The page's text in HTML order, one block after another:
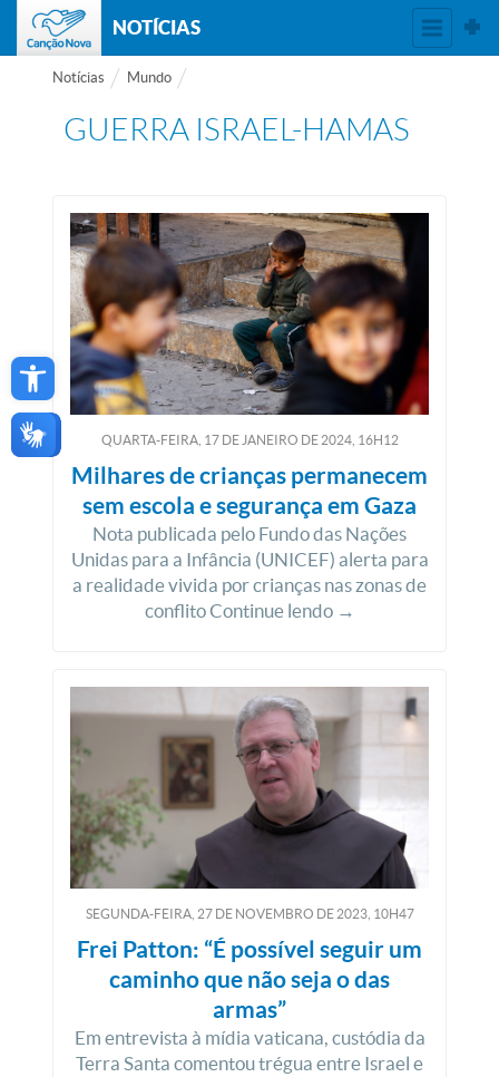
Open toolbar
NOTÍCIAS
Notícias Mundo
GUERRA ISRAEL-HAMAS
QUARTA-FEIRA, 17DEJANEIRO DE2024, 16H12
Milhares de crianças permanecem
sem escola e segurança em Gaza
Nota publicada pelo Fundo das Nações
Unidas para a Infância (UNICEF) alerta para
a realidade vivida por crianças nas zonas de
conflito Continue lendo →
SEGUNDA-FEIRA, 27DENOVEMBRO DE2023, 10H47
Frei Patton: “É possível seguir um
caminho que não seja o das
armas”
Em entrevista à mídia vaticana, custódia da
Terra Santa comentou trégua entre Israel e